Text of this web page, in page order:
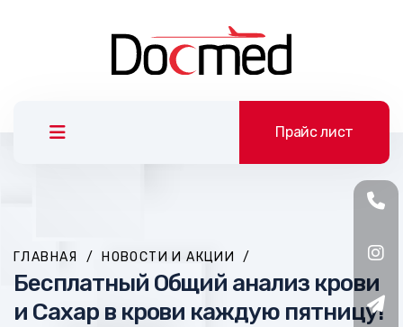
Прайс лист
ГЛАВНАЯ / НОВОСТИ И АКЦИИ /
Бесплатный Общий анализ крови
и Сахар в крови каждую пятницу!